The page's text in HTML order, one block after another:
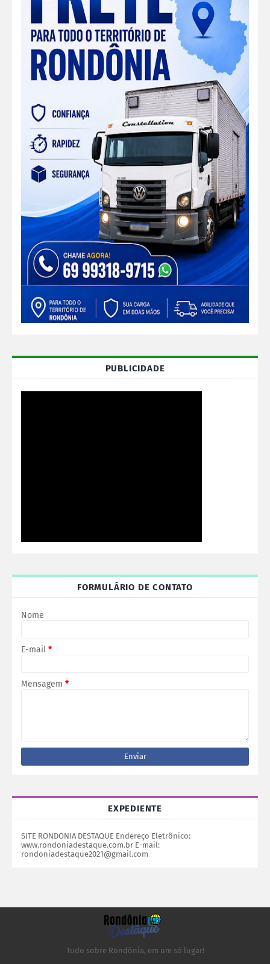
PUBLICIDADE
FORMULÁRIO DE CONTATO
Nome
E-mail *
Mensagem *
EXPEDIENTE
SITE RONDONIA DESTAQUE Endereço Eletrônico:
www.rondoniadestaque.com.br E-mail:
rondoniadestaque2021@gmail.com
Tudo sobre Rondônia, em um só lugar!